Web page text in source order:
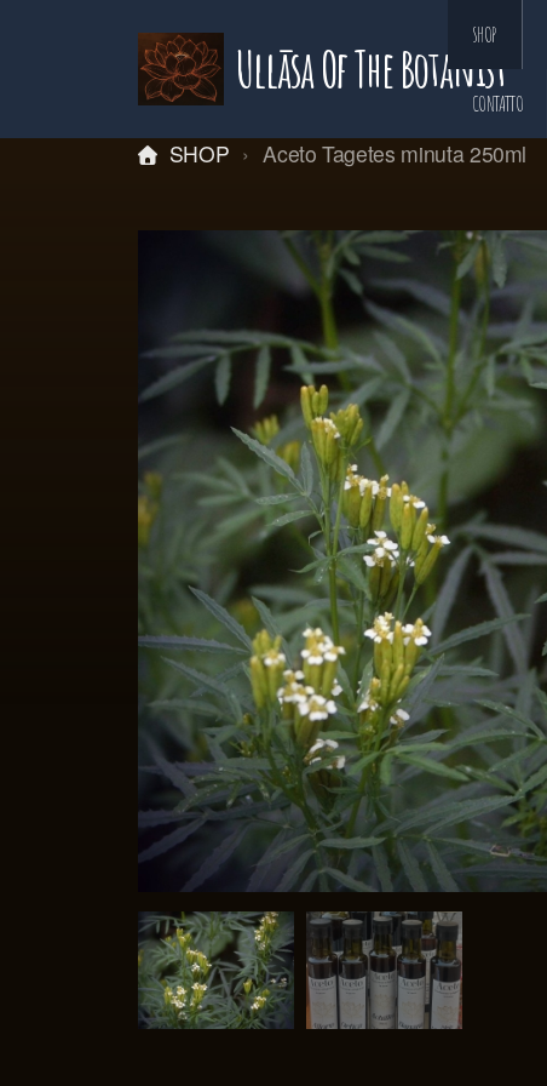
Ullāsa Of The Botanist
SHOP
CONTATTO
SHOP Aceto Tagetes minuta 250ml